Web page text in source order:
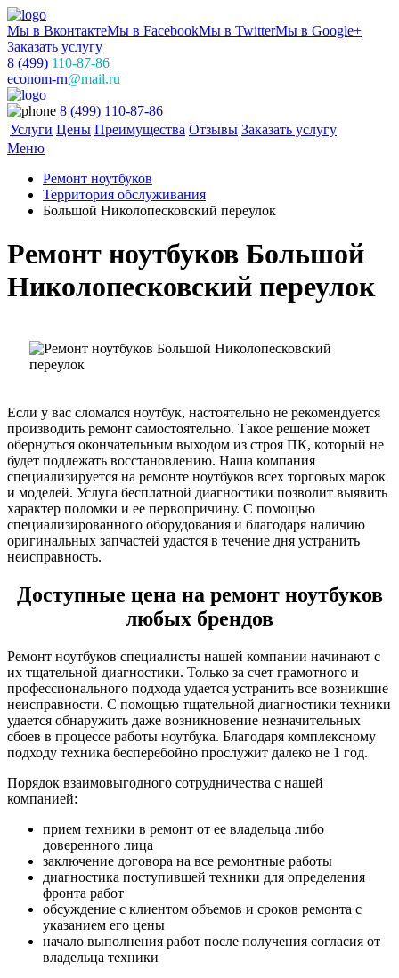
Мы в ВконтактеМы в FacebookМы в TwitterМы в Google+
Заказать услугу
8 (499) 110-87-86
econom-rn@mail.ru
8 (499) 110-87-86
Услуги Цены Преимущества Отзывы Заказать услугу
Меню
Ремонт ноутбуков
Территория обслуживания
Большой Николопесковский переулок
Ремонт ноутбуков Большой
Николопесковский переулок
Если у вас сломался ноутбук, настоятельно не рекомендуется
производить ремонт самостоятельно. Такое решение может
обернуться окончательным выходом из строя ПК, который не
будет подлежать восстановлению. Наша компания
специализируется на ремонте ноутбуков всех торговых марок
и моделей. Услуга бесплатной диагностики позволит выявить
характер поломки и ее первопричину. С помощью
специализированного оборудования и благодаря наличию
оригинальных запчастей удастся в течение дня устранить
неисправность.
Доступные цена на ремонт ноутбуков
любых брендов
Ремонт ноутбуков специалисты нашей компании начинают с
их тщательной диагностики. Только за счет грамотного и
профессионального подхода удается устранить все возникшие
неисправности. С помощью тщательной диагностики техники
удается обнаружить даже возникновение незначительных
сбоев в процессе работы ноутбука. Благодаря комплексному
подходу техника бесперебойно прослужит далеко не 1 год.
Порядок взаимовыгодного сотрудничества с нашей
компанией:
прием техники в ремонт от ее владельца либо
доверенного лица
заключение договора на все ремонтные работы
диагностика поступившей техники для определения
фронта работ
обсуждение с клиентом объемов и сроков ремонта с
указанием его цены
начало выполнения работ после получения согласия от
владельца техники